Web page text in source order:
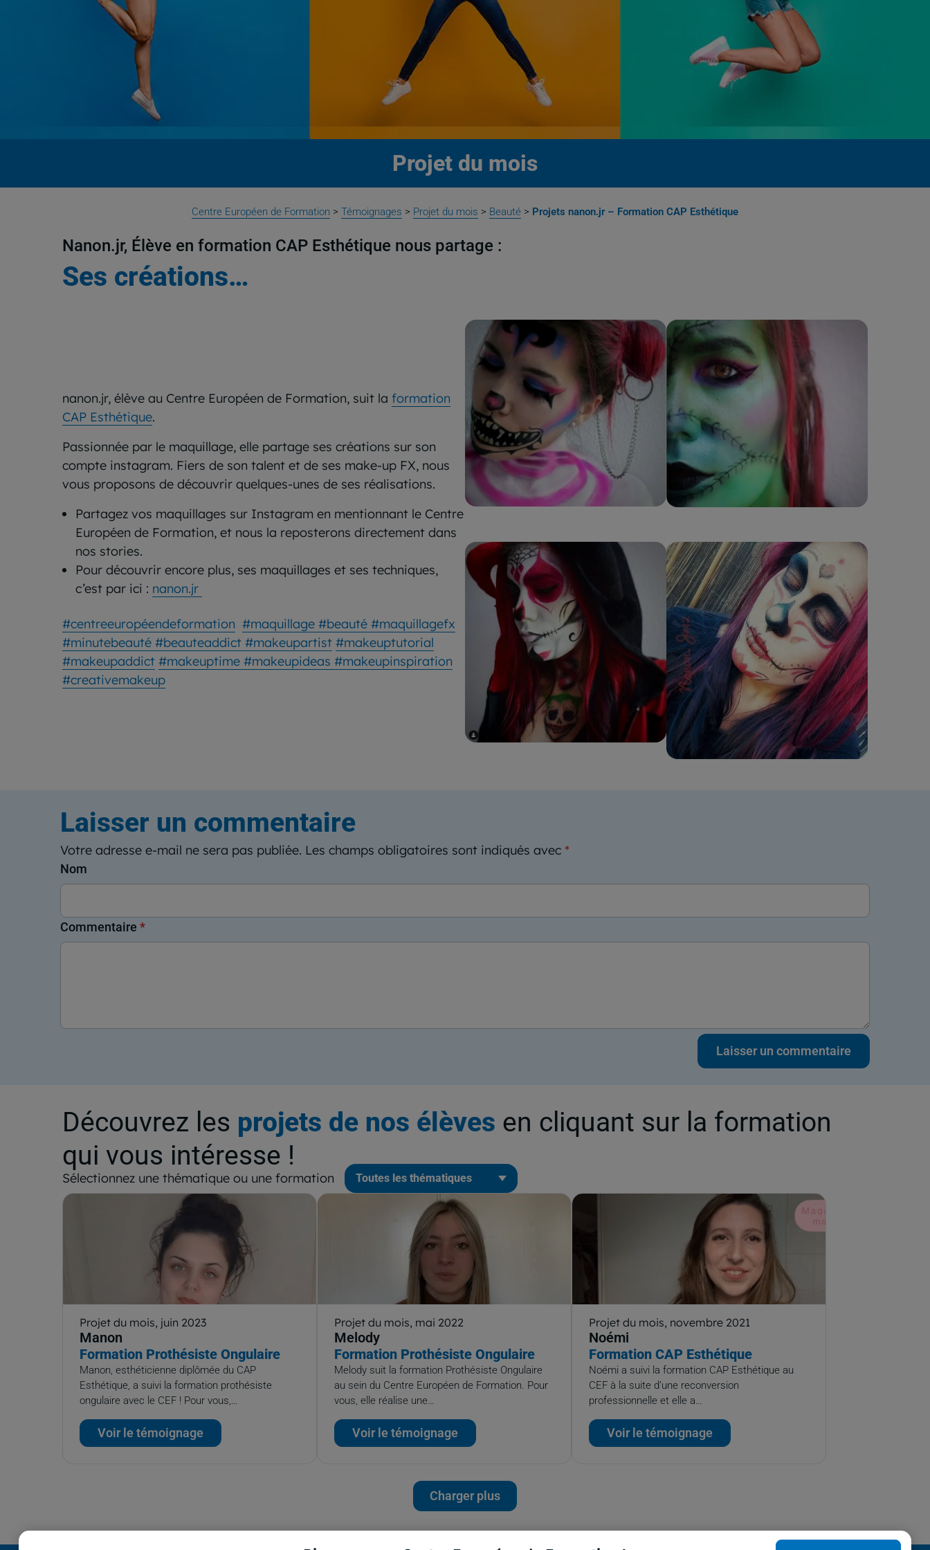
Projet du mois
Centre Européen de Formation > Témoignages > Projet du mois > Beauté > Projets nanon.jr – Formation CAP Esthétique
Nanon.jr, Élève en formation CAP Esthétique nous partage :
Ses créations…
nanon.jr, élève au Centre Européen de Formation, suit la formation
CAP Esthétique.
Passionnée par le maquillage, elle partage ses créations sur son
compte instagram. Fiers de son talent et de ses make-up FX, nous
vous proposons de découvrir quelques-unes de ses réalisations.
Partagez vos maquillages sur Instagram en mentionnant le Centre
Européen de Formation, et nous la reposterons directement dans
nos stories.
Pour découvrir encore plus, ses maquillages et ses techniques,
c’est par ici : nanon.jr
#centreeuropéendeformation #maquillage #beauté #maquillagefx
#minutebeauté #beauteaddict #makeupartist #makeuptutorial
#makeupaddict #makeuptime #makeupideas #makeupinspiration
#creativemakeup
Laisser un commentaire
Votre adresse e-mail ne sera pas publiée. Les champs obligatoires sont indiqués avec *
Nom
Commentaire *
Découvrez les projets de nos élèves en cliquant sur la formation
qui vous intéresse !
Sélectionnez une thématique ou une formation
Projet du mois, juin 2023
Manon
Formation Prothésiste Ongulaire
Manon, esthéticienne diplômée du CAP
Esthétique, a suivi la formation prothésiste
ongulaire avec le CEF ! Pour vous,…
Voir le témoignage
Projet du mois, mai 2022
Melody
Formation Prothésiste Ongulaire
Melody suit la formation Prothésiste Ongulaire
au sein du Centre Européen de Formation. Pour
vous, elle réalise une…
Voir le témoignage
Projet du mois, novembre 2021
Noémi
Formation CAP Esthétique
Noémi a suivi la formation CAP Esthétique au
CEF à la suite d’une reconversion
professionnelle et elle a…
Voir le témoignage
Charger plus